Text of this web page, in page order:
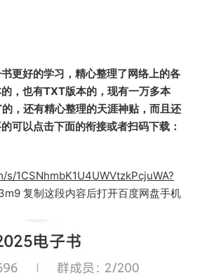
更好的学习，精心整理了网络上的各
，也有TXT版本的，现有一万多本
，还有精心整理的天涯神贴，而且还
可以点击下面的衔接或者扫码下载：
1CSNhmbK1U4UWVtzkPcjuWA?
复制这段内容后打开百度网盘手机